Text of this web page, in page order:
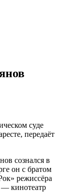
суде
передаёт
сознался в
он с братом
режиссёра
— кинотеатр